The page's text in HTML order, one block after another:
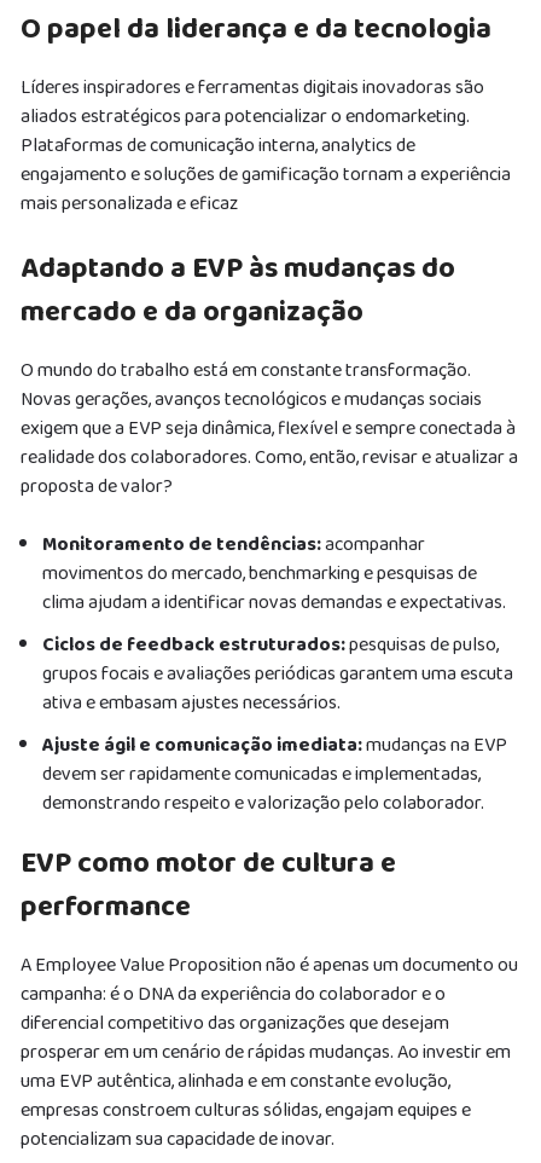
O papel da liderança e da tecnologia
Líderes inspiradores e ferramentas digitais inovadoras são
aliados estratégicos para potencializar o endomarketing.
Plataformas de comunicação interna, analytics de
engajamento e soluções de gamificação tornam a experiência
mais personalizada e eficaz
Adaptando a EVP às mudanças do
mercado e da organização
O mundo do trabalho está em constante transformação.
Novas gerações, avanços tecnológicos e mudanças sociais
exigem que a EVP seja dinâmica, flexível e sempre conectada à
realidade dos colaboradores. Como, então, revisar e atualizar a
proposta de valor?
Monitoramento de tendências:acompanhar
movimentos do mercado, benchmarking e pesquisas de
clima ajudam a identificar novas demandas e expectativas.
Ciclos de feedback estruturados:pesquisas de pulso,
grupos focais e avaliações periódicas garantem uma escuta
ativa e embasam ajustes necessários.
Ajuste ágil e comunicação imediata:mudanças na EVP
devem ser rapidamente comunicadas e implementadas,
demonstrando respeito e valorização pelo colaborador.
EVP como motor de cultura e
performance
A Employee Value Proposition não é apenas um documento ou
campanha: é o DNA da experiência do colaborador e o
diferencial competitivo das organizações que desejam
prosperar em um cenário de rápidas mudanças. Ao investir em
uma EVP autêntica, alinhada e em constante evolução,
empresas constroem culturas sólidas, engajam equipes e
potencializam sua capacidade de inovar.